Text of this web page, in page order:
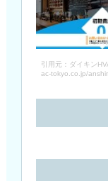
引用元：ダイキン
ac-tokyo.co.jp/